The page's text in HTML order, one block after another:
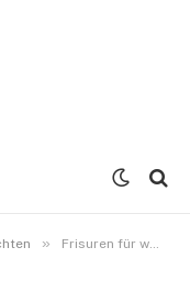
» Frisuren für wenig Haare: 11+ Beteiligung für Volumen Mehre.